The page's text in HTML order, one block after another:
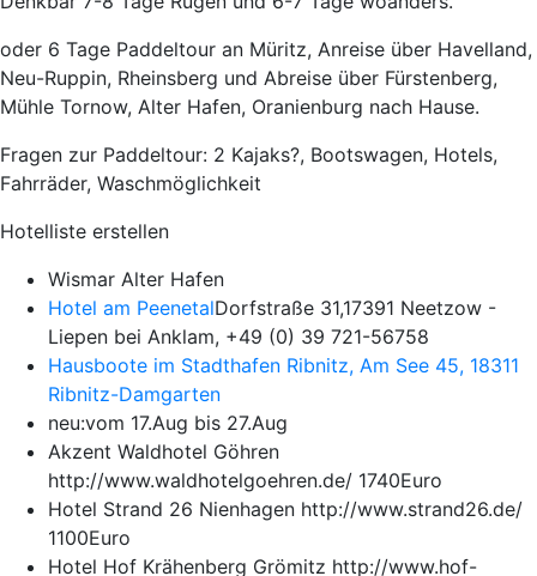
oder 6 Tage Paddeltour an Müritz, Anreise über Havelland,
Neu-Ruppin, Rheinsberg und Abreise über Fürstenberg,
Mühle Tornow, Alter Hafen, Oranienburg nach Hause.
Fragen zur Paddeltour: 2 Kajaks?, Bootswagen, Hotels,
Fahrräder, Waschmöglichkeit
Hotelliste erstellen
Wismar Alter Hafen
Hotel am PeenetalDorfstraße 31,17391 Neetzow -
Liepen bei Anklam, +49 (0) 39 721-56758
Hausboote im Stadthafen Ribnitz, Am See 45, 18311
Ribnitz-Damgarten
neu:vom 17.Aug bis 27.Aug
Akzent Waldhotel Göhren
http://www.waldhotelgoehren.de/ 1740Euro
Hotel Strand 26 Nienhagen http://www.strand26.de/
1100Euro
Hotel Hof Krähenberg Grömitz http://www.hof-